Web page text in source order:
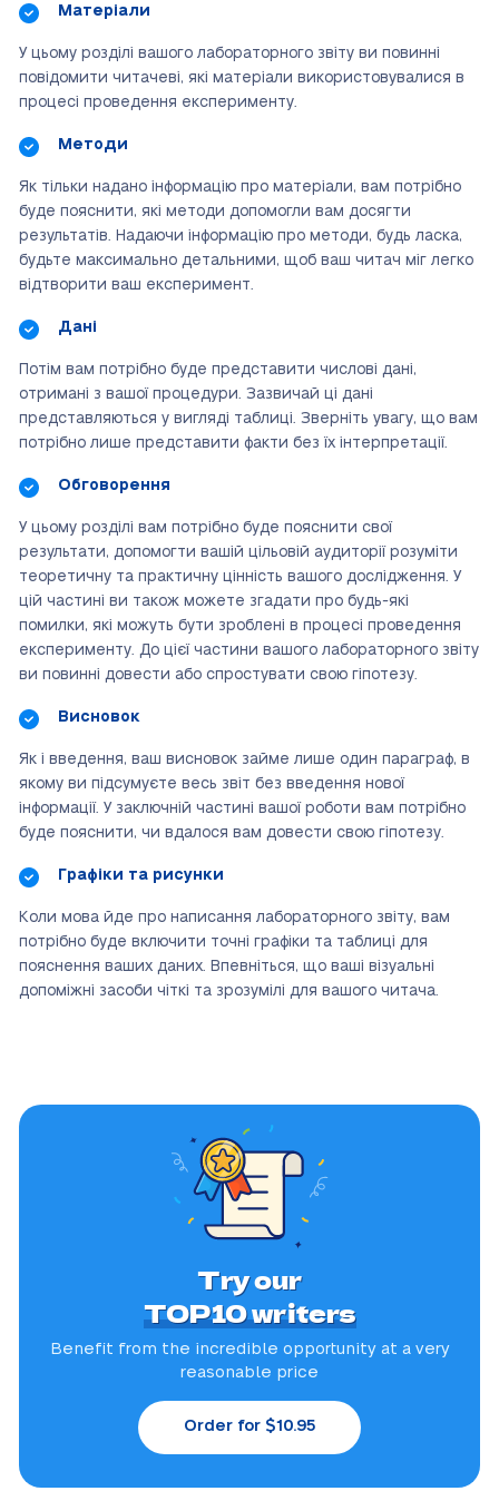
Матеріали
У цьому розділі вашого лабораторного звіту ви повинні
повідомити читачеві, які матеріали використовувалися в
процесі проведення експерименту.
Методи
Як тільки надано інформацію про матеріали, вам потрібно
буде пояснити, які методи допомогли вам досягти
результатів. Надаючи інформацію про методи, будь ласка,
будьте максимально детальними, щоб ваш читач міг легко
відтворити ваш експеримент.
Дані
Потім вам потрібно буде представити числові дані,
отримані з вашої процедури. Зазвичай ці дані
представляються у вигляді таблиці. Зверніть увагу, що вам
потрібно лише представити факти без їх інтерпретації.
Обговорення
У цьому розділі вам потрібно буде пояснити свої
результати, допомогти вашій цільовій аудиторії розуміти
теоретичну та практичну цінність вашого дослідження. У
цій частині ви також можете згадати про будь-які
помилки, які можуть бути зроблені в процесі проведення
експерименту. До цієї частини вашого лабораторного звіту
ви повинні довести або спростувати свою гіпотезу.
Висновок
Як і введення, ваш висновок займе лише один параграф, в
якому ви підсумуєте весь звіт без введення нової
інформації. У заключній частині вашої роботи вам потрібно
буде пояснити, чи вдалося вам довести свою гіпотезу.
Графіки та рисунки
Коли мова йде про написання лабораторного звіту, вам
потрібно буде включити точні графіки та таблиці для
пояснення ваших даних. Впевніться, що ваші візуальні
допоміжні засоби чіткі та зрозумілі для вашого читача.
Try our
TOP10 writers
Benefit from the incredible opportunity at a very
reasonable price
Order for $10.95